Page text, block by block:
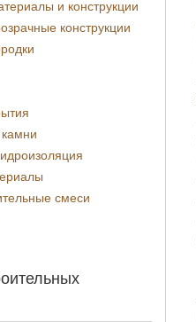
и конструкции
конструкции
смеси